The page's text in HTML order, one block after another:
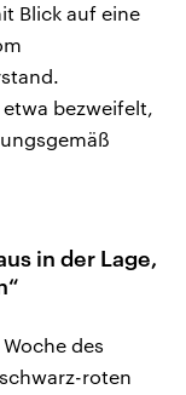
Blick auf eine
bezweifelt,
in der Lage,
des
roten